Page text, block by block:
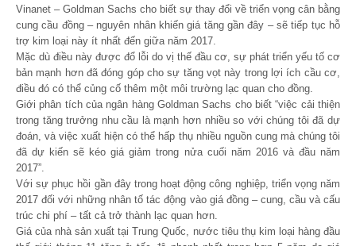
Vinanet – Goldman Sachs cho biết sự thay đổi về triển vọng cân bằng
cung cầu đồng – nguyên nhân khiến giá tăng gần đây – sẽ tiếp tục hỗ
trợ kim loại này ít nhất đến giữa năm 2017.
Mặc dù điều này được đổ lỗi do vị thế đầu cơ, sự phát triển yếu tố cơ
bản mạnh hơn đã đóng góp cho sự tăng vọt này trong lợi ích cầu cơ,
điều đó có thể củng cố thêm một môi trường lạc quan cho đồng.
Giới phân tích của ngân hàng Goldman Sachs cho biết “việc cải thiện
trong tăng trưởng nhu cầu là mạnh hơn nhiều so với chúng tôi đã dự
đoán, và việc xuất hiện có thể hấp thụ nhiều nguồn cung mà chúng tôi
đã dự kiến sẽ kéo giá giảm trong nửa cuối năm 2016 và đầu năm
2017”.
Với sự phục hồi gần đây trong hoạt động công nghiệp, triển vọng năm
2017 đối với những nhân tố tác động vào giá đồng – cung, cầu và cấu
trúc chi phí – tất cả trở thành lạc quan hơn.
Giá của nhà sản xuất tại Trung Quốc, nước tiêu thụ kim loại hàng đầu